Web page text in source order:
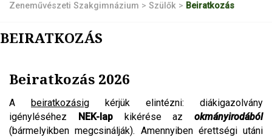
Zeneművészeti Szakgimnázium > Szülők > Beiratkozás
BEIRATKOZÁS
Beiratkozás 2026
A beiratkozásig kérjük elintézni: diákigazolvány
igényléséhez NEK-lapkikérése az okmányirodából
(bármelyikben megcsinálják). Amennyiben érettségi utáni